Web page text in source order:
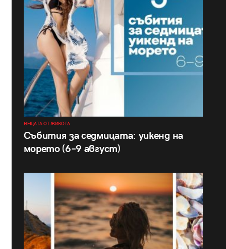
НЕЩАТА ОТ ЖИВОТА
Събития за седмицата: уикенд на
морето (6–9 август)